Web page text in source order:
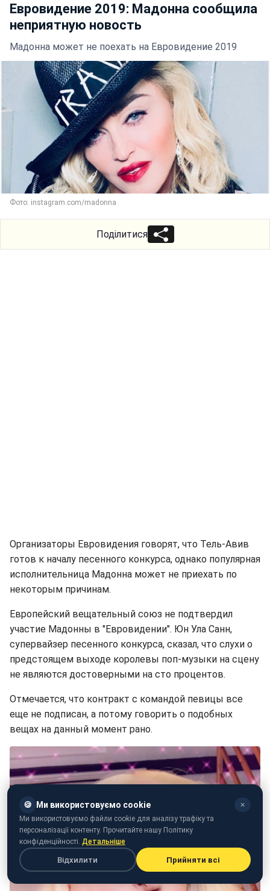
Евровидение 2019: Мадонна сообщила
неприятную новость
Мадонна может не поехать на Евровидение 2019
Фото: instagram.com/madonna
Поділитися
Организаторы Евровидения говорят, что Тель-Авив
готов к началу песенного конкурса, однако популярная
исполнительница Мадонна может не приехать по
некоторым причинам.
Европейский вещательный союз не подтвердил
участие Мадонны в "Евровидении". Юн Ула Санн,
супервайзер песенного конкурса, сказал, что слухи о
предстоящем выходе королевы поп-музыки на сцену
не являются достоверными на сто процентов.
Отмечается, что контракт с командой певицы все
еще не подписан, а потому говорить о подобных
вещах на данный момент рано.
🍪 Ми використовуємо cookie ✕
Ми використовуємо файли cookie для аналізу трафіку та
персоналізації контенту. Прочитайте нашу Політику
конфіденційності. Детальніше
Відхилити Прийняти всі